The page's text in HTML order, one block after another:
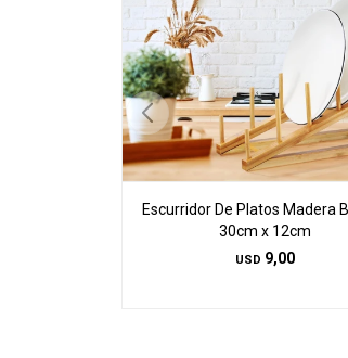
Escurridor De Platos Madera
30cm x 12cm
USD 9,00